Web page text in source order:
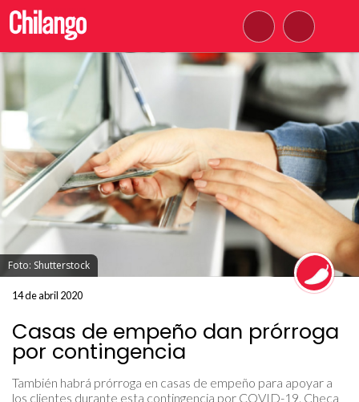
Foto: Shutterstock
14 de abril 2020
Casas de empeño dan prórroga
por contingencia
También habrá prórroga en casas de empeño para apoyar a
los clientes durante esta contingencia por COVID-19. Checa